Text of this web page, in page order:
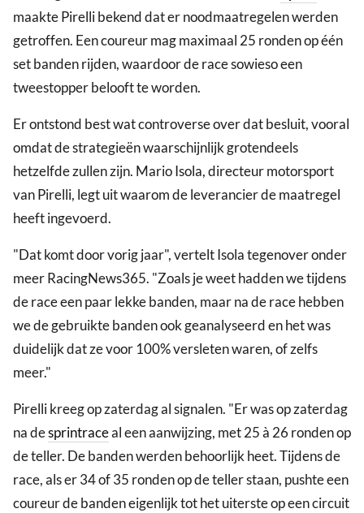
maakte Pirelli bekend dat er noodmaatregelen werden
getroffen. Een coureur mag maximaal 25 ronden op één
set banden rijden, waardoor de race sowieso een
tweestopper belooft te worden.
Er ontstond best wat controverse over dat besluit, vooral
omdat de strategieën waarschijnlijk grotendeels
hetzelfde zullen zijn. Mario Isola, directeur motorsport
van Pirelli, legt uit waarom de leverancier de maatregel
heeft ingevoerd.
"Dat komt door vorig jaar", vertelt Isola tegenover onder
meer RacingNews365. "Zoals je weet hadden we tijdens
de race een paar lekke banden, maar na de race hebben
we de gebruikte banden ook geanalyseerd en het was
duidelijk dat ze voor 100% versleten waren, of zelfs
meer."
Pirelli kreeg op zaterdag al signalen. "Er was op zaterdag
na desprintraceal een aanwijzing, met 25 à 26 ronden op
de teller. De banden werden behoorlijk heet. Tijdens de
race, als er 34 of 35 ronden op de teller staan, pushte een
coureur de banden eigenlijk tot het uiterste op een circuit